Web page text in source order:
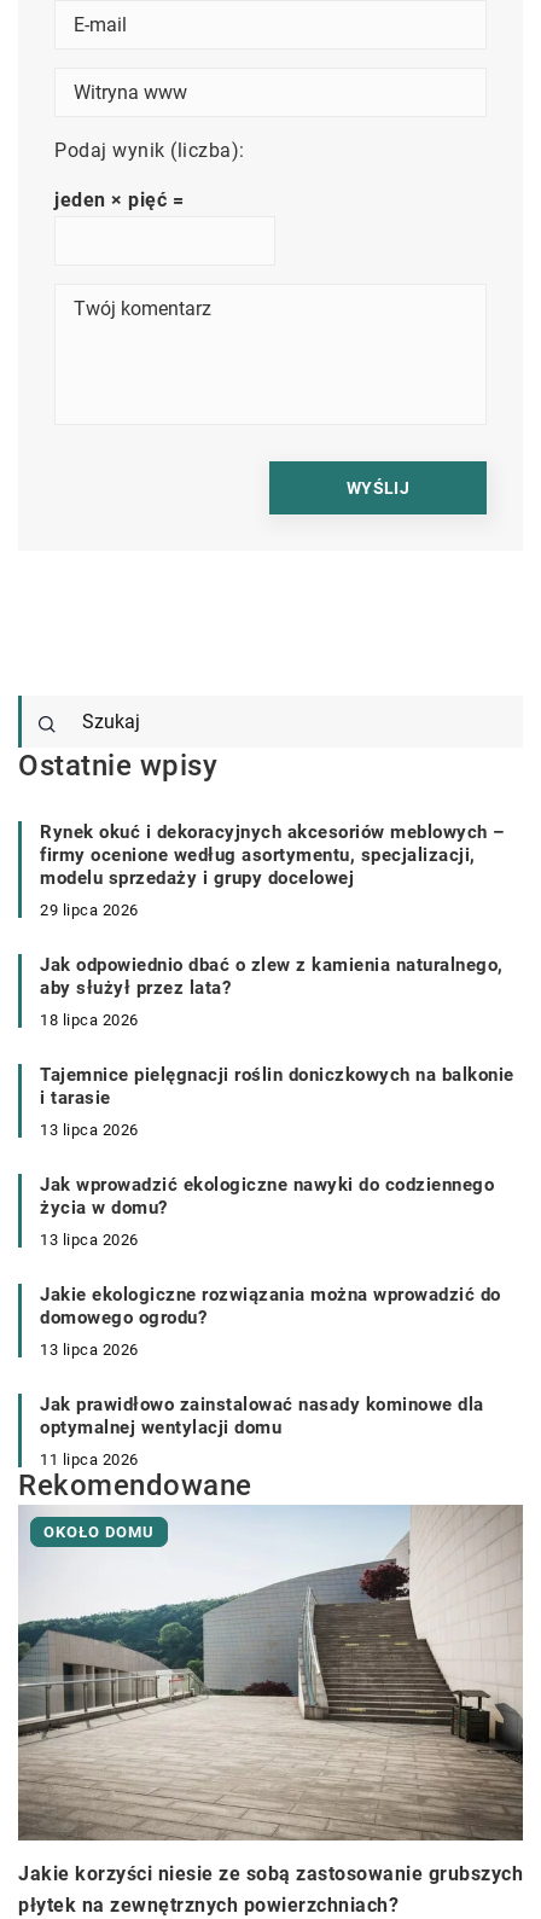
Podaj wynik (liczba):
jeden × pięć =
Ostatnie wpisy
Rynek okuć i dekoracyjnych akcesoriów meblowych –
firmy ocenione według asortymentu, specjalizacji,
modelu sprzedaży i grupy docelowej
29 lipca 2026
Jak odpowiednio dbać o zlew z kamienia naturalnego,
aby służył przez lata?
18 lipca 2026
Tajemnice pielęgnacji roślin doniczkowych na balkonie
i tarasie
13 lipca 2026
Jak wprowadzić ekologiczne nawyki do codziennego
życia w domu?
13 lipca 2026
Jakie ekologiczne rozwiązania można wprowadzić do
domowego ogrodu?
13 lipca 2026
Jak prawidłowo zainstalować nasady kominowe dla
optymalnej wentylacji domu
11 lipca 2026
Rekomendowane
OKOŁO DOMU
Jakie korzyści niesie ze sobą zastosowanie grubszych
płytek na zewnętrznych powierzchniach?